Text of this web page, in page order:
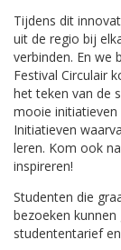
Tijdens dit
uit de regio bij
verbinden. En we
Festival Circulair
het teken van de
mooie initiatieven
Initiatieven
leren. Kom ook
inspireren!
Studenten die
bezoeken
studententarief